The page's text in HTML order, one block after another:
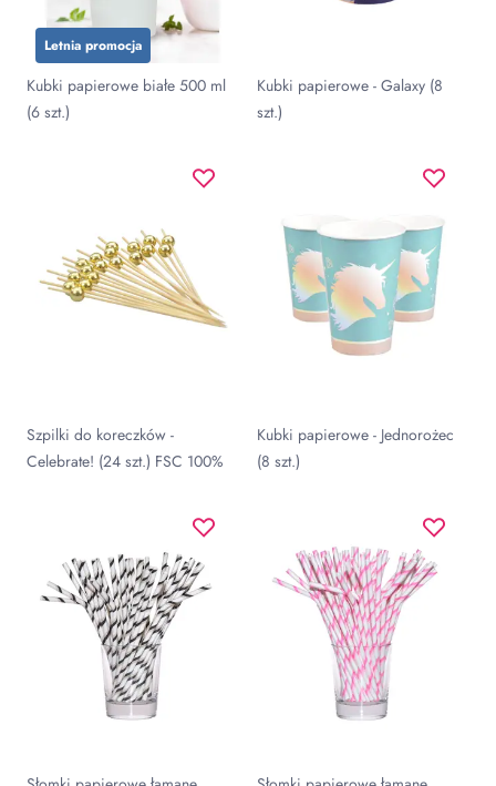
Letnia promocja
Kubki papierowe białe 500 ml
(6 szt.)
Kubki papierowe - Galaxy (8
szt.)
Szpilki do koreczków -
Celebrate! (24 szt.) FSC 100%
Kubki papierowe - Jednorożec
(8 szt.)